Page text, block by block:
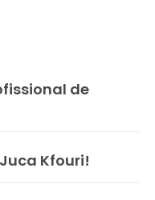
de
Kfouri!